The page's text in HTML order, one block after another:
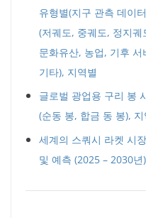
유형별(지구 관측 데이
(저궤도, 중궤도, 정지
문화유산, 농업, 기후
기타), 지역별
글로벌 광업용 구리 봉
(순동 봉, 합금 동 봉), 지
세계의 스쿼시 라켓 시
및 예측 (2025 – 2030년)